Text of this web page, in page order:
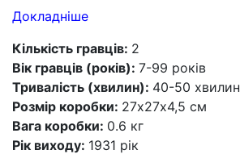
Докладніше
Кількість гравців: 2
Вік гравців (років): 7-99 років
Тривалість (хвилин): 40-50 хвилин
Розмір коробки: 27х27х4,5 см
Вага коробки: 0.6 кг
Рік виходу: 1931 рік